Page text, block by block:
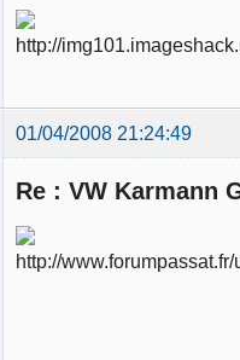
01/04/2008 21:24:49
Re : VW Karmann